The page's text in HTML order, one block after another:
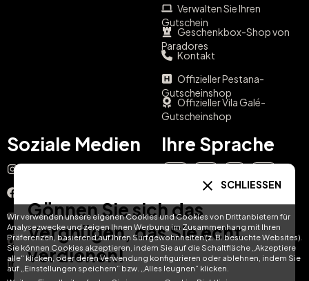
Wir verwenden unsere eigenen Cookies und Cookies von Drittanbietern für
Analysezwecke und zeigen Ihnen Werbung im Zusammenhang mit Ihren
Präferenzen, basierend auf Ihren Surfgewohnheiten (z. B. besuchte Websites).
Sie können Cookies akzeptieren, indem Sie auf die Schaltfläche „Akzeptiere
alle“ klicken, oder deren Verwendung konfigurieren oder ablehnen, indem Sie
auf „Einstellungen speichern“ bzw. „Alles leugnen“ klicken.
Verwalten Sie Ihren
Gutschein
Geschenkbox-Shop von
Paradores
Kontakt
Offizieller Pestana-
Gutscheinshop
Offizieller Vila Galé-
Gutscheinshop
Soziale Medien
YouTube
TikTok
LinkedIn
Ihre Sprache
DE FR
SCHLIESSEN
Gönnen Sie sich das
Vergnügen, das Sie echt
verdienen!